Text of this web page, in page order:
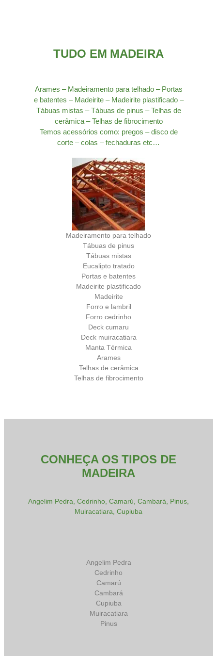
TUDO EM MADEIRA
Arames – Madeiramento para telhado – Portas
e batentes – Madeirite – Madeirite plastificado –
Tábuas mistas – Tábuas de pinus – Telhas de
cerâmica – Telhas de fibrocimento
Temos acessórios como: pregos – disco de
corte – colas – fechaduras etc…
Madeiramento para telhado
Tábuas de pinus
Tábuas mistas
Eucalipto tratado
Portas e batentes
Madeirite plastificado
Madeirite
Forro e lambril
Forro cedrinho
Deck cumaru
Deck muiracatiara
Manta Térmica
Arames
Telhas de cerâmica
Telhas de fibrocimento
CONHEÇA OS TIPOS DE
MADEIRA
Angelim Pedra, Cedrinho, Camarú, Cambará, Pinus,
Muiracatiara, Cupiuba
Angelim Pedra
Cedrinho
Camarú
Cambará
Cupiuba
Muiracatiara
Pinus